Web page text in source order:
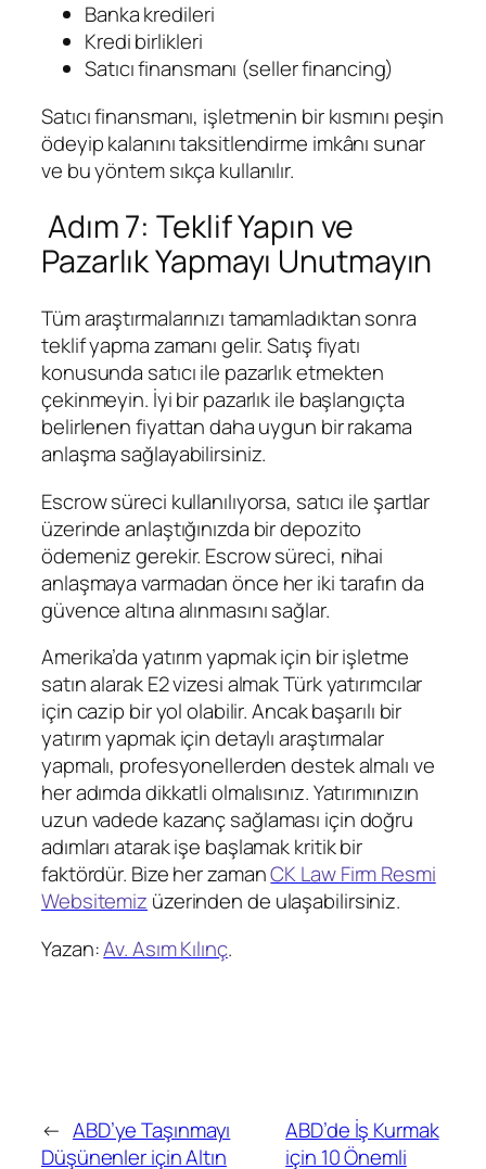
Banka kredileri
Kredi birlikleri
Satıcı finansmanı (seller financing)
Satıcı finansmanı, işletmenin bir kısmını peşin
ödeyip kalanını taksitlendirme imkânı sunar
ve bu yöntem sıkça kullanılır.
Adım 7: Teklif Yapın ve
Pazarlık Yapmayı Unutmayın
Tüm araştırmalarınızı tamamladıktan sonra
teklif yapma zamanı gelir. Satış fiyatı
konusunda satıcı ile pazarlık etmekten
çekinmeyin. İyi bir pazarlık ile başlangıçta
belirlenen fiyattan daha uygun bir rakama
anlaşma sağlayabilirsiniz.
Escrow süreci kullanılıyorsa, satıcı ile şartlar
üzerinde anlaştığınızda bir depozito
ödemeniz gerekir. Escrow süreci, nihai
anlaşmaya varmadan önce her iki tarafın da
güvence altına alınmasını sağlar.
Amerika’da yatırım yapmak için bir işletme
satın alarak E2 vizesi almak Türk yatırımcılar
için cazip bir yol olabilir. Ancak başarılı bir
yatırım yapmak için detaylı araştırmalar
yapmalı, profesyonellerden destek almalı ve
her adımda dikkatli olmalısınız. Yatırımınızın
uzun vadede kazanç sağlaması için doğru
adımları atarak işe başlamak kritik bir
faktördür. Bize her zamanCK Law Firm Resmi
Websitemiz üzerinden de ulaşabilirsiniz.
Yazan:Av. Asım Kılınç.
← ABD’ye Taşınmayı
Düşünenler için Altın
ABD’de İş Kurmak
için 10 Önemli